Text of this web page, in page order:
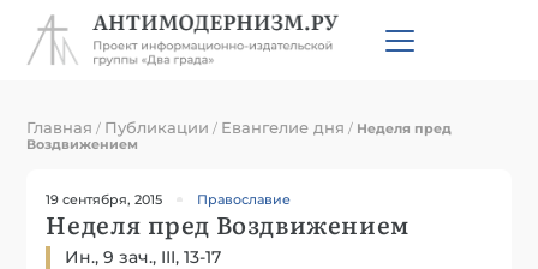
Главная / Публикации / Евангелие дня / Неделя пред
Воздвижением
19 сентября, 2015 Православие
Неделя пред Воздвижением
Ин., 9 зач., III, 13-17